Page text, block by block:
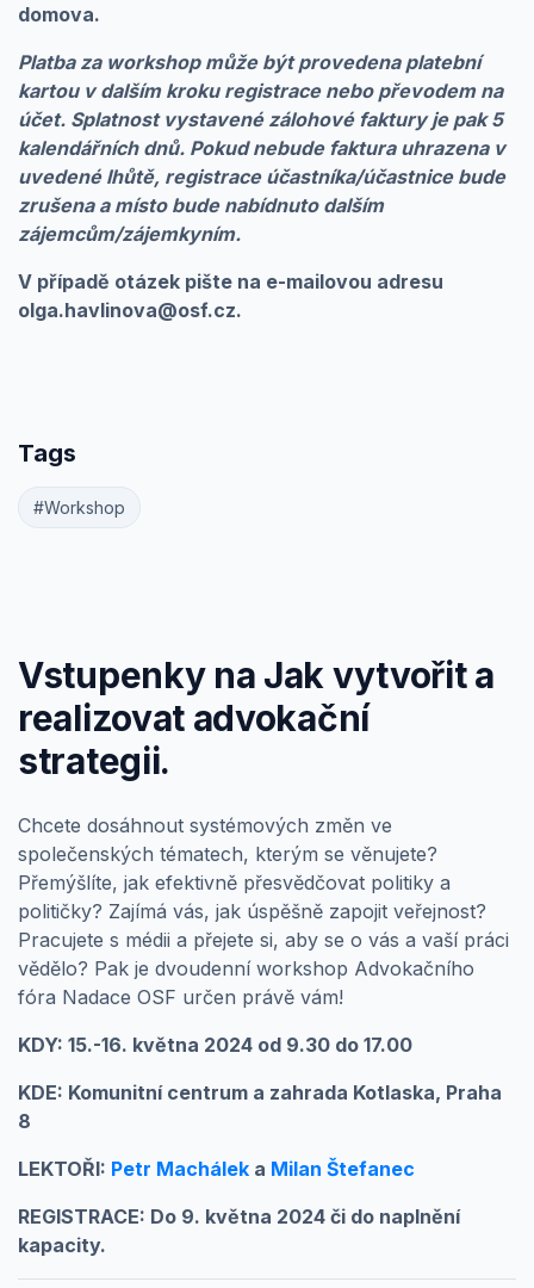
domova.
Platba za workshop může být provedena platební
kartou v dalším kroku registrace nebo převodem na
účet. Splatnost vystavené zálohové faktury je pak 5
kalendářních dnů. Pokud nebude faktura uhrazena v
uvedené lhůtě, registrace účastníka/účastnice bude
zrušena a místo bude nabídnuto dalším
zájemcům/zájemkyním.
V případě otázek pište na e-mailovou adresu
olga.havlinova@osf.cz.
Tags
#Workshop
Vstupenky na Jak vytvořit a
realizovat advokační
strategii.
Chcete dosáhnout systémových změn ve
společenských tématech, kterým se věnujete?
Přemýšlíte, jak efektivně přesvědčovat politiky a
političky? Zajímá vás, jak úspěšně zapojit veřejnost?
Pracujete s médii a přejete si, aby se o vás a vaší práci
vědělo? Pak je dvoudenní workshop Advokačního
fóra Nadace OSF určen právě vám!
KDY: 15.-16. května 2024 od 9.30 do 17.00
KDE: Komunitní centrum a zahrada Kotlaska, Praha
8
LEKTOŘI: Petr Machálek a Milan Štefanec
REGISTRACE: Do 9. května 2024 či do naplnění
kapacity.